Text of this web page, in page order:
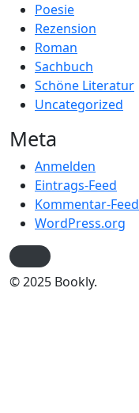
Poesie
Rezension
Roman
Sachbuch
Schöne Literatur
Uncategorized
Meta
Anmelden
Eintrags-Feed
Kommentar-Feed
WordPress.org
© 2025 Bookly.